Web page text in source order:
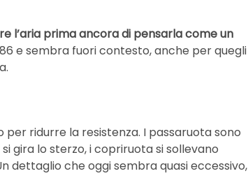
l’aria prima ancora di pensarla come un
e sembra fuori contesto, anche per quegli
ridurre la resistenza. I passaruota sono
gira lo sterzo, i copriruota si sollevano
dettaglio che oggi sembra quasi eccessivo,